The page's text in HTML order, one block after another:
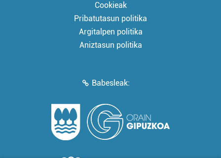
Cookieak
Pribatutasun politika
Argitalpen politika
Aniztasun politika
Babesleak: